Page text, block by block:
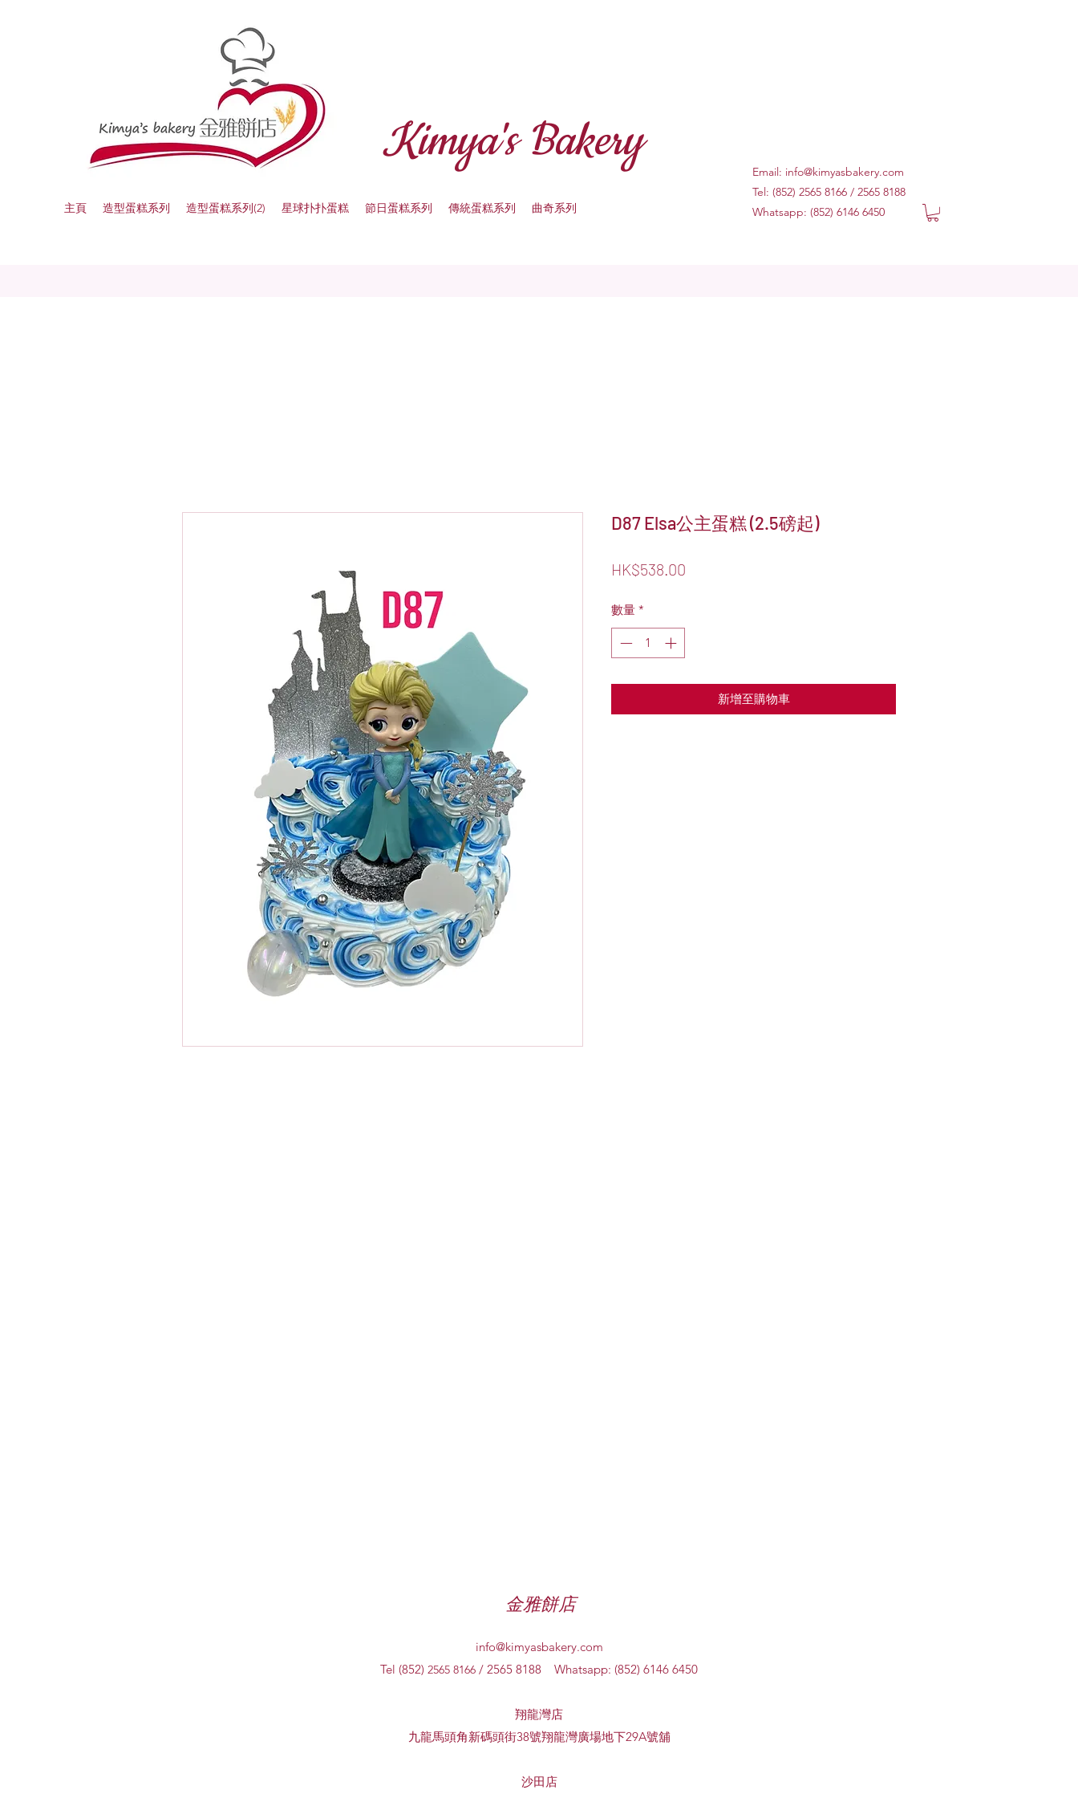
Kimya's Bakery
主頁 造型蛋糕系列 造型蛋糕系列(2) 星球扑扑蛋糕 節日蛋糕系列 傳統蛋糕系列 曲奇系列
Email: info@kimyasbakery.com
Tel: (852) 2565 8166 / 2565 8188
Whatsapp: (852) 6146 6450
D87 Elsa公主蛋糕 (2.5磅起)
HK$538.00
數量 *
新增至購物車
金雅餅店
info@kimyasbakery.com
Tel (852) 2565 8166 / 2565 8188 Whatsapp: (852) 6146 6450
翔龍灣店
九龍馬頭角新碼頭街38號翔龍灣廣場地下29A號舖
​沙田店